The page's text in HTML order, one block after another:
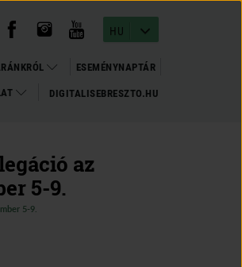
new window)
facebook megnyitása
(open in new window)instagram megnyitása
(open in new window)youtube megnyitása
(open in new window)
HU
ESEMÉNYNAPTÁR
DIGITALISEBRESZTO.HU
az
5-9.
5-9.